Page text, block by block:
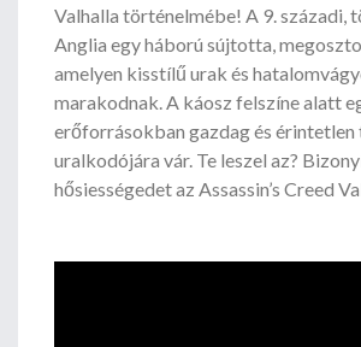
Valhalla történelmébe! A 9. századi,
Anglia egy háború sújtotta,
amelyen kisstílű urak és
marakodnak. A káosz felszíne alatt
erőforrásokban gazdag és érintetlen
uralkodójára vár. Te leszel az?
hősiességedet az Assassin’s Creed